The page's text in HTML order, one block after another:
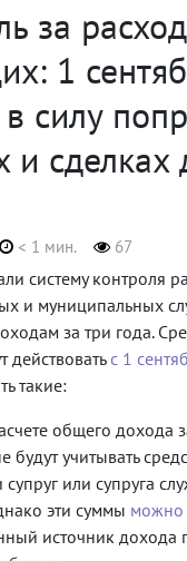
за
1
в силу
и сделках
< 1 мин. 67
систему контроля
и муниципальных
за три года.
действоватьс 1
такие:
общего дохода
будут учитывать
супруг или супруга
эти суммы можно
источник дохода